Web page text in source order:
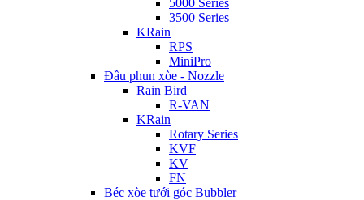
5000 Series
3500 Series
KRain
RPS
MiniPro
Đầu phun xòe - Nozzle
Rain Bird
R-VAN
KRain
Rotary Series
KVF
KV
FN
Béc xòe tưới góc Bubbler